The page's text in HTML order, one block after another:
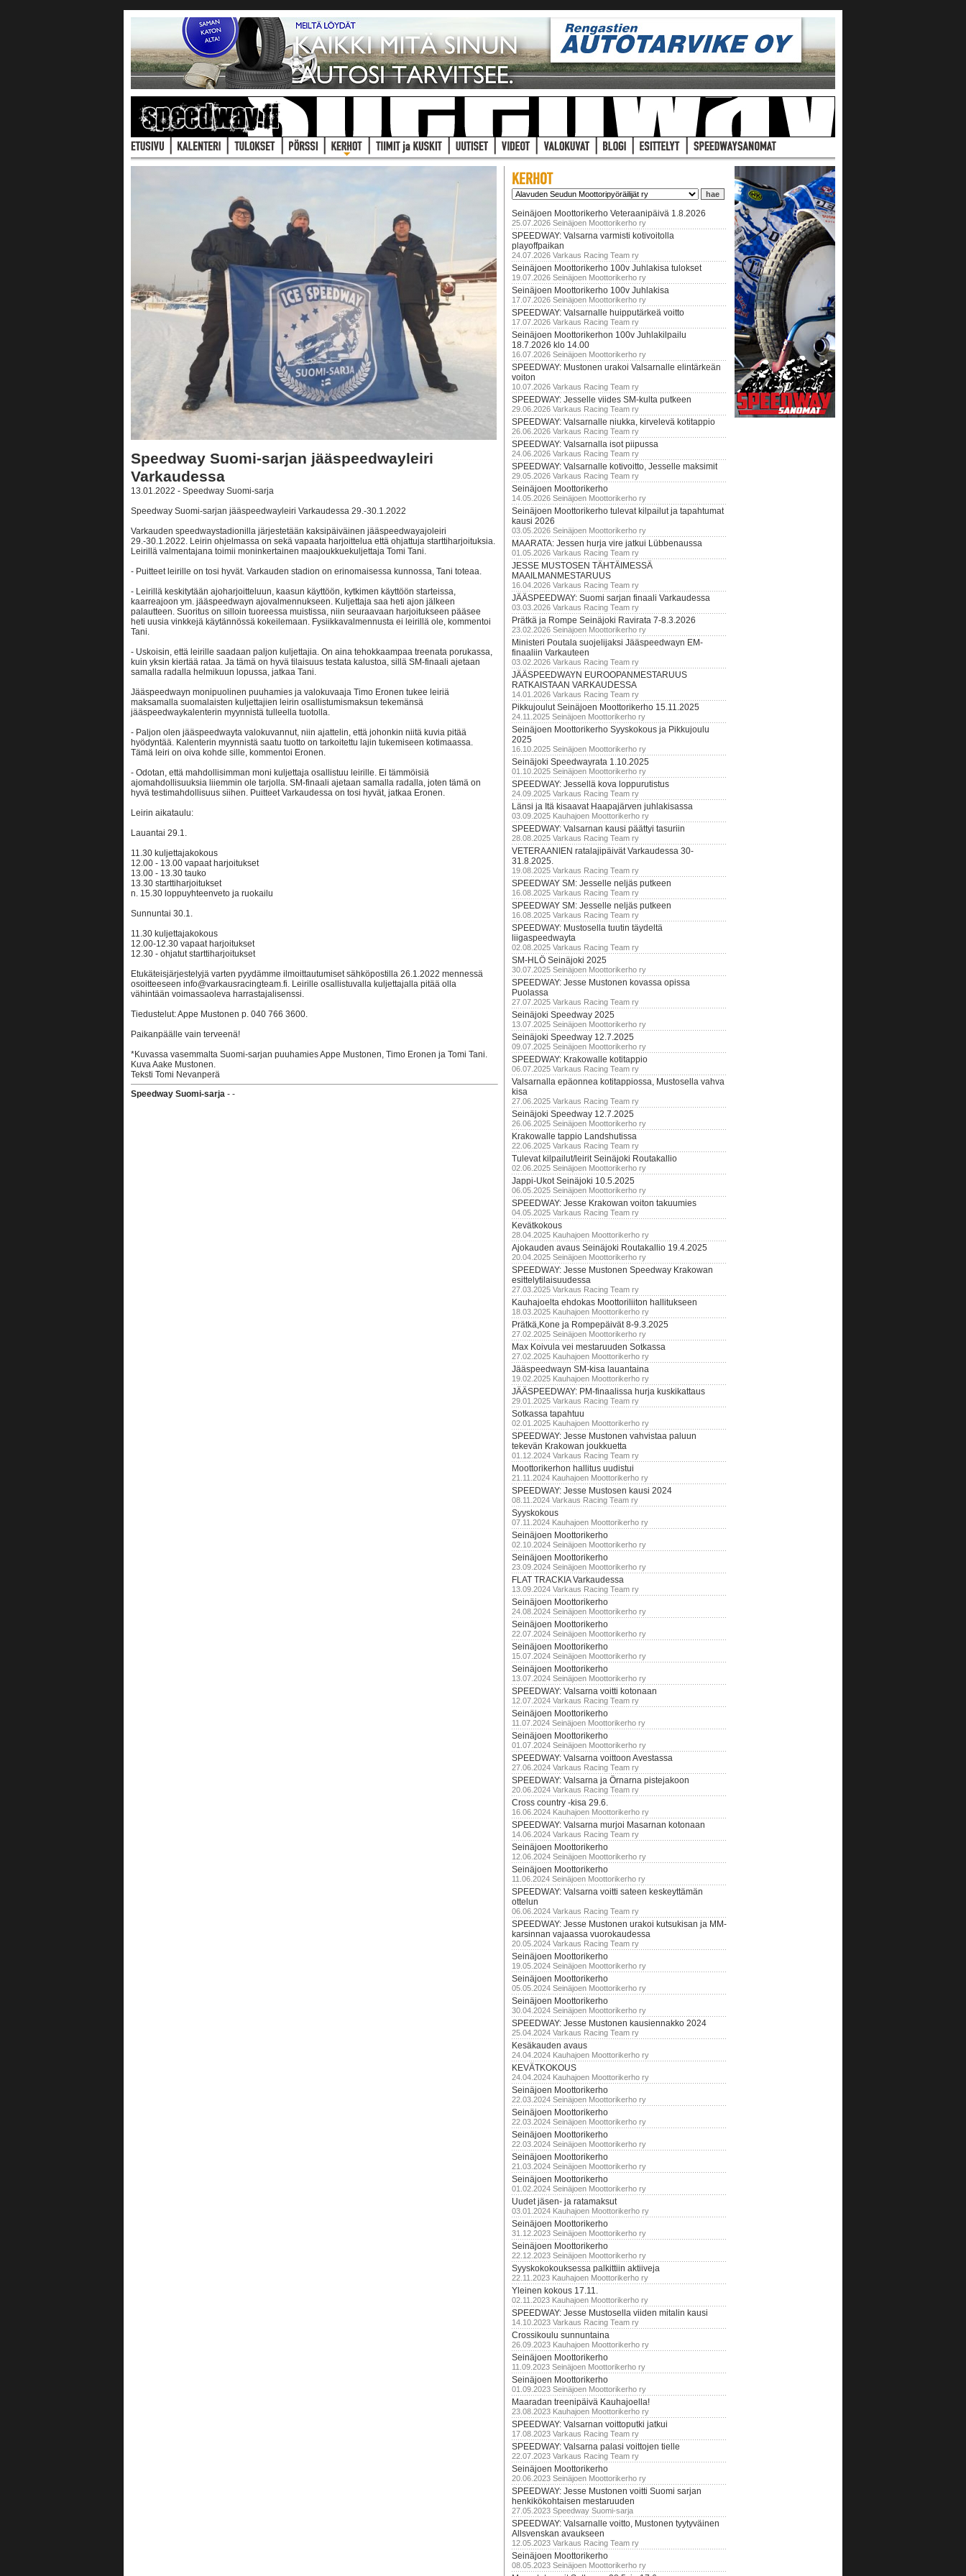
Speedway Suomi-sarjan jääspeedwayleiri
Varkaudessa
13.01.2022 - Speedway Suomi-sarja
Speedway Suomi-sarjan jääspeedwayleiri Varkaudessa 29.-30.1.2022
Varkauden speedwaystadionilla järjestetään kaksipäiväinen jääspeedwayajoleiri
29.-30.1.2022. Leirin ohjelmassa on sekä vapaata harjoittelua että ohjattuja starttiharjoituksia.
Leirillä valmentajana toimii moninkertainen maajoukkuekuljettaja Tomi Tani.
- Puitteet leirille on tosi hyvät. Varkauden stadion on erinomaisessa kunnossa, Tani toteaa.
- Leirillä keskitytään ajoharjoitteluun, kaasun käyttöön, kytkimen käyttöön starteissa,
kaarreajoon ym. jääspeedwayn ajovalmennukseen. Kuljettaja saa heti ajon jälkeen
palautteen. Suoritus on silloin tuoreessa muistissa, niin seuraavaan harjoitukseen pääsee
heti uusia vinkkejä käytännössä kokeilemaan. Fysiikkavalmennusta ei leirillä ole, kommentoi
Tani.
- Uskoisin, että leirille saadaan paljon kuljettajia. On aina tehokkaampaa treenata porukassa,
kuin yksin kiertää rataa. Ja tämä on hyvä tilaisuus testata kalustoa, sillä SM-finaali ajetaan
samalla radalla helmikuun lopussa, jatkaa Tani.
Jääspeedwayn monipuolinen puuhamies ja valokuvaaja Timo Eronen tukee leiriä
maksamalla suomalaisten kuljettajien leirin osallistumismaksun tekemänsä
jääspeedwaykalenterin myynnistä tulleella tuotolla.
- Paljon olen jääspeedwayta valokuvannut, niin ajattelin, että johonkin niitä kuvia pitää
hyödyntää. Kalenterin myynnistä saatu tuotto on tarkoitettu lajin tukemiseen kotimaassa.
Tämä leiri on oiva kohde sille, kommentoi Eronen.
- Odotan, että mahdollisimman moni kuljettaja osallistuu leirille. Ei tämmöisiä
ajomahdollisuuksia liiemmin ole tarjolla. SM-finaali ajetaan samalla radalla, joten tämä on
hyvä testimahdollisuus siihen. Puitteet Varkaudessa on tosi hyvät, jatkaa Eronen.
Leirin aikataulu:
Lauantai 29.1.
11.30 kuljettajakokous
12.00 - 13.00 vapaat harjoitukset
13.00 - 13.30 tauko
13.30 starttiharjoitukset
n. 15.30 loppuyhteenveto ja ruokailu
Sunnuntai 30.1.
11.30 kuljettajakokous
12.00-12.30 vapaat harjoitukset
12.30 - ohjatut starttiharjoitukset
Etukäteisjärjestelyjä varten pyydämme ilmoittautumiset sähköpostilla 26.1.2022 mennessä
osoitteeseen info@varkausracingteam.fi. Leirille osallistuvalla kuljettajalla pitää olla
vähintään voimassaoleva harrastajalisenssi.
Tiedustelut: Appe Mustonen p. 040 766 3600.
Paikanpäälle vain terveenä!
*Kuvassa vasemmalta Suomi-sarjan puuhamies Appe Mustonen, Timo Eronen ja Tomi Tani.
Kuva Aake Mustonen.
Teksti Tomi Nevanperä
Speedway Suomi-sarja - -
Seinäjoen Moottorikerho Veteraanipäivä 1.8.2026
25.07.2026 Seinäjoen Moottorikerho ry
SPEEDWAY: Valsarna varmisti kotivoitolla
playoffpaikan
24.07.2026 Varkaus Racing Team ry
Seinäjoen Moottorikerho 100v Juhlakisa tulokset
19.07.2026 Seinäjoen Moottorikerho ry
Seinäjoen Moottorikerho 100v Juhlakisa
17.07.2026 Seinäjoen Moottorikerho ry
SPEEDWAY: Valsarnalle huipputärkeä voitto
17.07.2026 Varkaus Racing Team ry
Seinäjoen Moottorikerhon 100v Juhlakilpailu
18.7.2026 klo 14.00
16.07.2026 Seinäjoen Moottorikerho ry
SPEEDWAY: Mustonen urakoi Valsarnalle elintärkeän
voiton
10.07.2026 Varkaus Racing Team ry
SPEEDWAY: Jesselle viides SM-kulta putkeen
29.06.2026 Varkaus Racing Team ry
SPEEDWAY: Valsarnalle niukka, kirvelevä kotitappio
26.06.2026 Varkaus Racing Team ry
SPEEDWAY: Valsarnalla isot piipussa
24.06.2026 Varkaus Racing Team ry
SPEEDWAY: Valsarnalle kotivoitto, Jesselle maksimit
29.05.2026 Varkaus Racing Team ry
Seinäjoen Moottorikerho
14.05.2026 Seinäjoen Moottorikerho ry
Seinäjoen Moottorikerho tulevat kilpailut ja tapahtumat
kausi 2026
03.05.2026 Seinäjoen Moottorikerho ry
MAARATA: Jessen hurja vire jatkui Lübbenaussa
01.05.2026 Varkaus Racing Team ry
JESSE MUSTOSEN TÄHTÄIMESSÄ
MAAILMANMESTARUUS
16.04.2026 Varkaus Racing Team ry
JÄÄSPEEDWAY: Suomi sarjan finaali Varkaudessa
03.03.2026 Varkaus Racing Team ry
Prätkä ja Rompe Seinäjoki Ravirata 7-8.3.2026
23.02.2026 Seinäjoen Moottorikerho ry
Ministeri Poutala suojelijaksi Jääspeedwayn EM-
finaaliin Varkauteen
03.02.2026 Varkaus Racing Team ry
JÄÄSPEEDWAYN EUROOPANMESTARUUS
RATKAISTAAN VARKAUDESSA
14.01.2026 Varkaus Racing Team ry
Pikkujoulut Seinäjoen Moottorikerho 15.11.2025
24.11.2025 Seinäjoen Moottorikerho ry
Seinäjoen Moottorikerho Syyskokous ja Pikkujoulu
2025
16.10.2025 Seinäjoen Moottorikerho ry
Seinäjoki Speedwayrata 1.10.2025
01.10.2025 Seinäjoen Moottorikerho ry
SPEEDWAY: Jessellä kova loppurutistus
24.09.2025 Varkaus Racing Team ry
Länsi ja Itä kisaavat Haapajärven juhlakisassa
03.09.2025 Kauhajoen Moottorikerho ry
SPEEDWAY: Valsarnan kausi päättyi tasuriin
28.08.2025 Varkaus Racing Team ry
VETERAANIEN ratalajipäivät Varkaudessa 30-
31.8.2025.
19.08.2025 Varkaus Racing Team ry
SPEEDWAY SM: Jesselle neljäs putkeen
16.08.2025 Varkaus Racing Team ry
SPEEDWAY SM: Jesselle neljäs putkeen
16.08.2025 Varkaus Racing Team ry
SPEEDWAY: Mustosella tuutin täydeltä
liigaspeedwayta
02.08.2025 Varkaus Racing Team ry
SM-HLÖ Seinäjoki 2025
30.07.2025 Seinäjoen Moottorikerho ry
SPEEDWAY: Jesse Mustonen kovassa opissa
Puolassa
27.07.2025 Varkaus Racing Team ry
Seinäjoki Speedway 2025
13.07.2025 Seinäjoen Moottorikerho ry
Seinäjoki Speedway 12.7.2025
09.07.2025 Seinäjoen Moottorikerho ry
SPEEDWAY: Krakowalle kotitappio
06.07.2025 Varkaus Racing Team ry
Valsarnalla epäonnea kotitappiossa, Mustosella vahva
kisa
27.06.2025 Varkaus Racing Team ry
Seinäjoki Speedway 12.7.2025
26.06.2025 Seinäjoen Moottorikerho ry
Krakowalle tappio Landshutissa
22.06.2025 Varkaus Racing Team ry
Tulevat kilpailut/leirit Seinäjoki Routakallio
02.06.2025 Seinäjoen Moottorikerho ry
Jappi-Ukot Seinäjoki 10.5.2025
06.05.2025 Seinäjoen Moottorikerho ry
SPEEDWAY: Jesse Krakowan voiton takuumies
04.05.2025 Varkaus Racing Team ry
Kevätkokous
28.04.2025 Kauhajoen Moottorikerho ry
Ajokauden avaus Seinäjoki Routakallio 19.4.2025
20.04.2025 Seinäjoen Moottorikerho ry
SPEEDWAY: Jesse Mustonen Speedway Krakowan
esittelytilaisuudessa
27.03.2025 Varkaus Racing Team ry
Kauhajoelta ehdokas Moottoriliiton hallitukseen
18.03.2025 Kauhajoen Moottorikerho ry
Prätkä,Kone ja Rompepäivät 8-9.3.2025
27.02.2025 Seinäjoen Moottorikerho ry
Max Koivula vei mestaruuden Sotkassa
27.02.2025 Kauhajoen Moottorikerho ry
Jääspeedwayn SM-kisa lauantaina
19.02.2025 Kauhajoen Moottorikerho ry
JÄÄSPEEDWAY: PM-finaalissa hurja kuskikattaus
29.01.2025 Varkaus Racing Team ry
Sotkassa tapahtuu
02.01.2025 Kauhajoen Moottorikerho ry
SPEEDWAY: Jesse Mustonen vahvistaa paluun
tekevän Krakowan joukkuetta
01.12.2024 Varkaus Racing Team ry
Moottorikerhon hallitus uudistui
21.11.2024 Kauhajoen Moottorikerho ry
SPEEDWAY: Jesse Mustosen kausi 2024
08.11.2024 Varkaus Racing Team ry
Syyskokous
07.11.2024 Kauhajoen Moottorikerho ry
Seinäjoen Moottorikerho
02.10.2024 Seinäjoen Moottorikerho ry
Seinäjoen Moottorikerho
23.09.2024 Seinäjoen Moottorikerho ry
FLAT TRACKIA Varkaudessa
13.09.2024 Varkaus Racing Team ry
Seinäjoen Moottorikerho
24.08.2024 Seinäjoen Moottorikerho ry
Seinäjoen Moottorikerho
22.07.2024 Seinäjoen Moottorikerho ry
Seinäjoen Moottorikerho
15.07.2024 Seinäjoen Moottorikerho ry
Seinäjoen Moottorikerho
13.07.2024 Seinäjoen Moottorikerho ry
SPEEDWAY: Valsarna voitti kotonaan
12.07.2024 Varkaus Racing Team ry
Seinäjoen Moottorikerho
11.07.2024 Seinäjoen Moottorikerho ry
Seinäjoen Moottorikerho
01.07.2024 Seinäjoen Moottorikerho ry
SPEEDWAY: Valsarna voittoon Avestassa
27.06.2024 Varkaus Racing Team ry
SPEEDWAY: Valsarna ja Örnarna pistejakoon
20.06.2024 Varkaus Racing Team ry
Cross country -kisa 29.6.
16.06.2024 Kauhajoen Moottorikerho ry
SPEEDWAY: Valsarna murjoi Masarnan kotonaan
14.06.2024 Varkaus Racing Team ry
Seinäjoen Moottorikerho
12.06.2024 Seinäjoen Moottorikerho ry
Seinäjoen Moottorikerho
11.06.2024 Seinäjoen Moottorikerho ry
SPEEDWAY: Valsarna voitti sateen keskeyttämän
ottelun
06.06.2024 Varkaus Racing Team ry
SPEEDWAY: Jesse Mustonen urakoi kutsukisan ja MM-
karsinnan vajaassa vuorokaudessa
20.05.2024 Varkaus Racing Team ry
Seinäjoen Moottorikerho
19.05.2024 Seinäjoen Moottorikerho ry
Seinäjoen Moottorikerho
05.05.2024 Seinäjoen Moottorikerho ry
Seinäjoen Moottorikerho
30.04.2024 Seinäjoen Moottorikerho ry
SPEEDWAY: Jesse Mustonen kausiennakko 2024
25.04.2024 Varkaus Racing Team ry
Kesäkauden avaus
24.04.2024 Kauhajoen Moottorikerho ry
KEVÄTKOKOUS
24.04.2024 Kauhajoen Moottorikerho ry
Seinäjoen Moottorikerho
22.03.2024 Seinäjoen Moottorikerho ry
Seinäjoen Moottorikerho
22.03.2024 Seinäjoen Moottorikerho ry
Seinäjoen Moottorikerho
22.03.2024 Seinäjoen Moottorikerho ry
Seinäjoen Moottorikerho
21.03.2024 Seinäjoen Moottorikerho ry
Seinäjoen Moottorikerho
01.02.2024 Seinäjoen Moottorikerho ry
Uudet jäsen- ja ratamaksut
03.01.2024 Kauhajoen Moottorikerho ry
Seinäjoen Moottorikerho
31.12.2023 Seinäjoen Moottorikerho ry
Seinäjoen Moottorikerho
22.12.2023 Seinäjoen Moottorikerho ry
Syyskokokouksessa palkittiin aktiiveja
22.11.2023 Kauhajoen Moottorikerho ry
Yleinen kokous 17.11.
02.11.2023 Kauhajoen Moottorikerho ry
SPEEDWAY: Jesse Mustosella viiden mitalin kausi
14.10.2023 Varkaus Racing Team ry
Crossikoulu sunnuntaina
26.09.2023 Kauhajoen Moottorikerho ry
Seinäjoen Moottorikerho
11.09.2023 Seinäjoen Moottorikerho ry
Seinäjoen Moottorikerho
01.09.2023 Seinäjoen Moottorikerho ry
Maaradan treenipäivä Kauhajoella!
23.08.2023 Kauhajoen Moottorikerho ry
SPEEDWAY: Valsarnan voittoputki jatkui
17.08.2023 Varkaus Racing Team ry
SPEEDWAY: Valsarna palasi voittojen tielle
22.07.2023 Varkaus Racing Team ry
Seinäjoen Moottorikerho
20.06.2023 Seinäjoen Moottorikerho ry
SPEEDWAY: Jesse Mustonen voitti Suomi sarjan
henkikökohtaisen mestaruuden
27.05.2023 Speedway Suomi-sarja
SPEEDWAY: Valsarnalle voitto, Mustonen tyytyväinen
Allsvenskan avaukseen
12.05.2023 Varkaus Racing Team ry
Seinäjoen Moottorikerho
08.05.2023 Seinäjoen Moottorikerho ry